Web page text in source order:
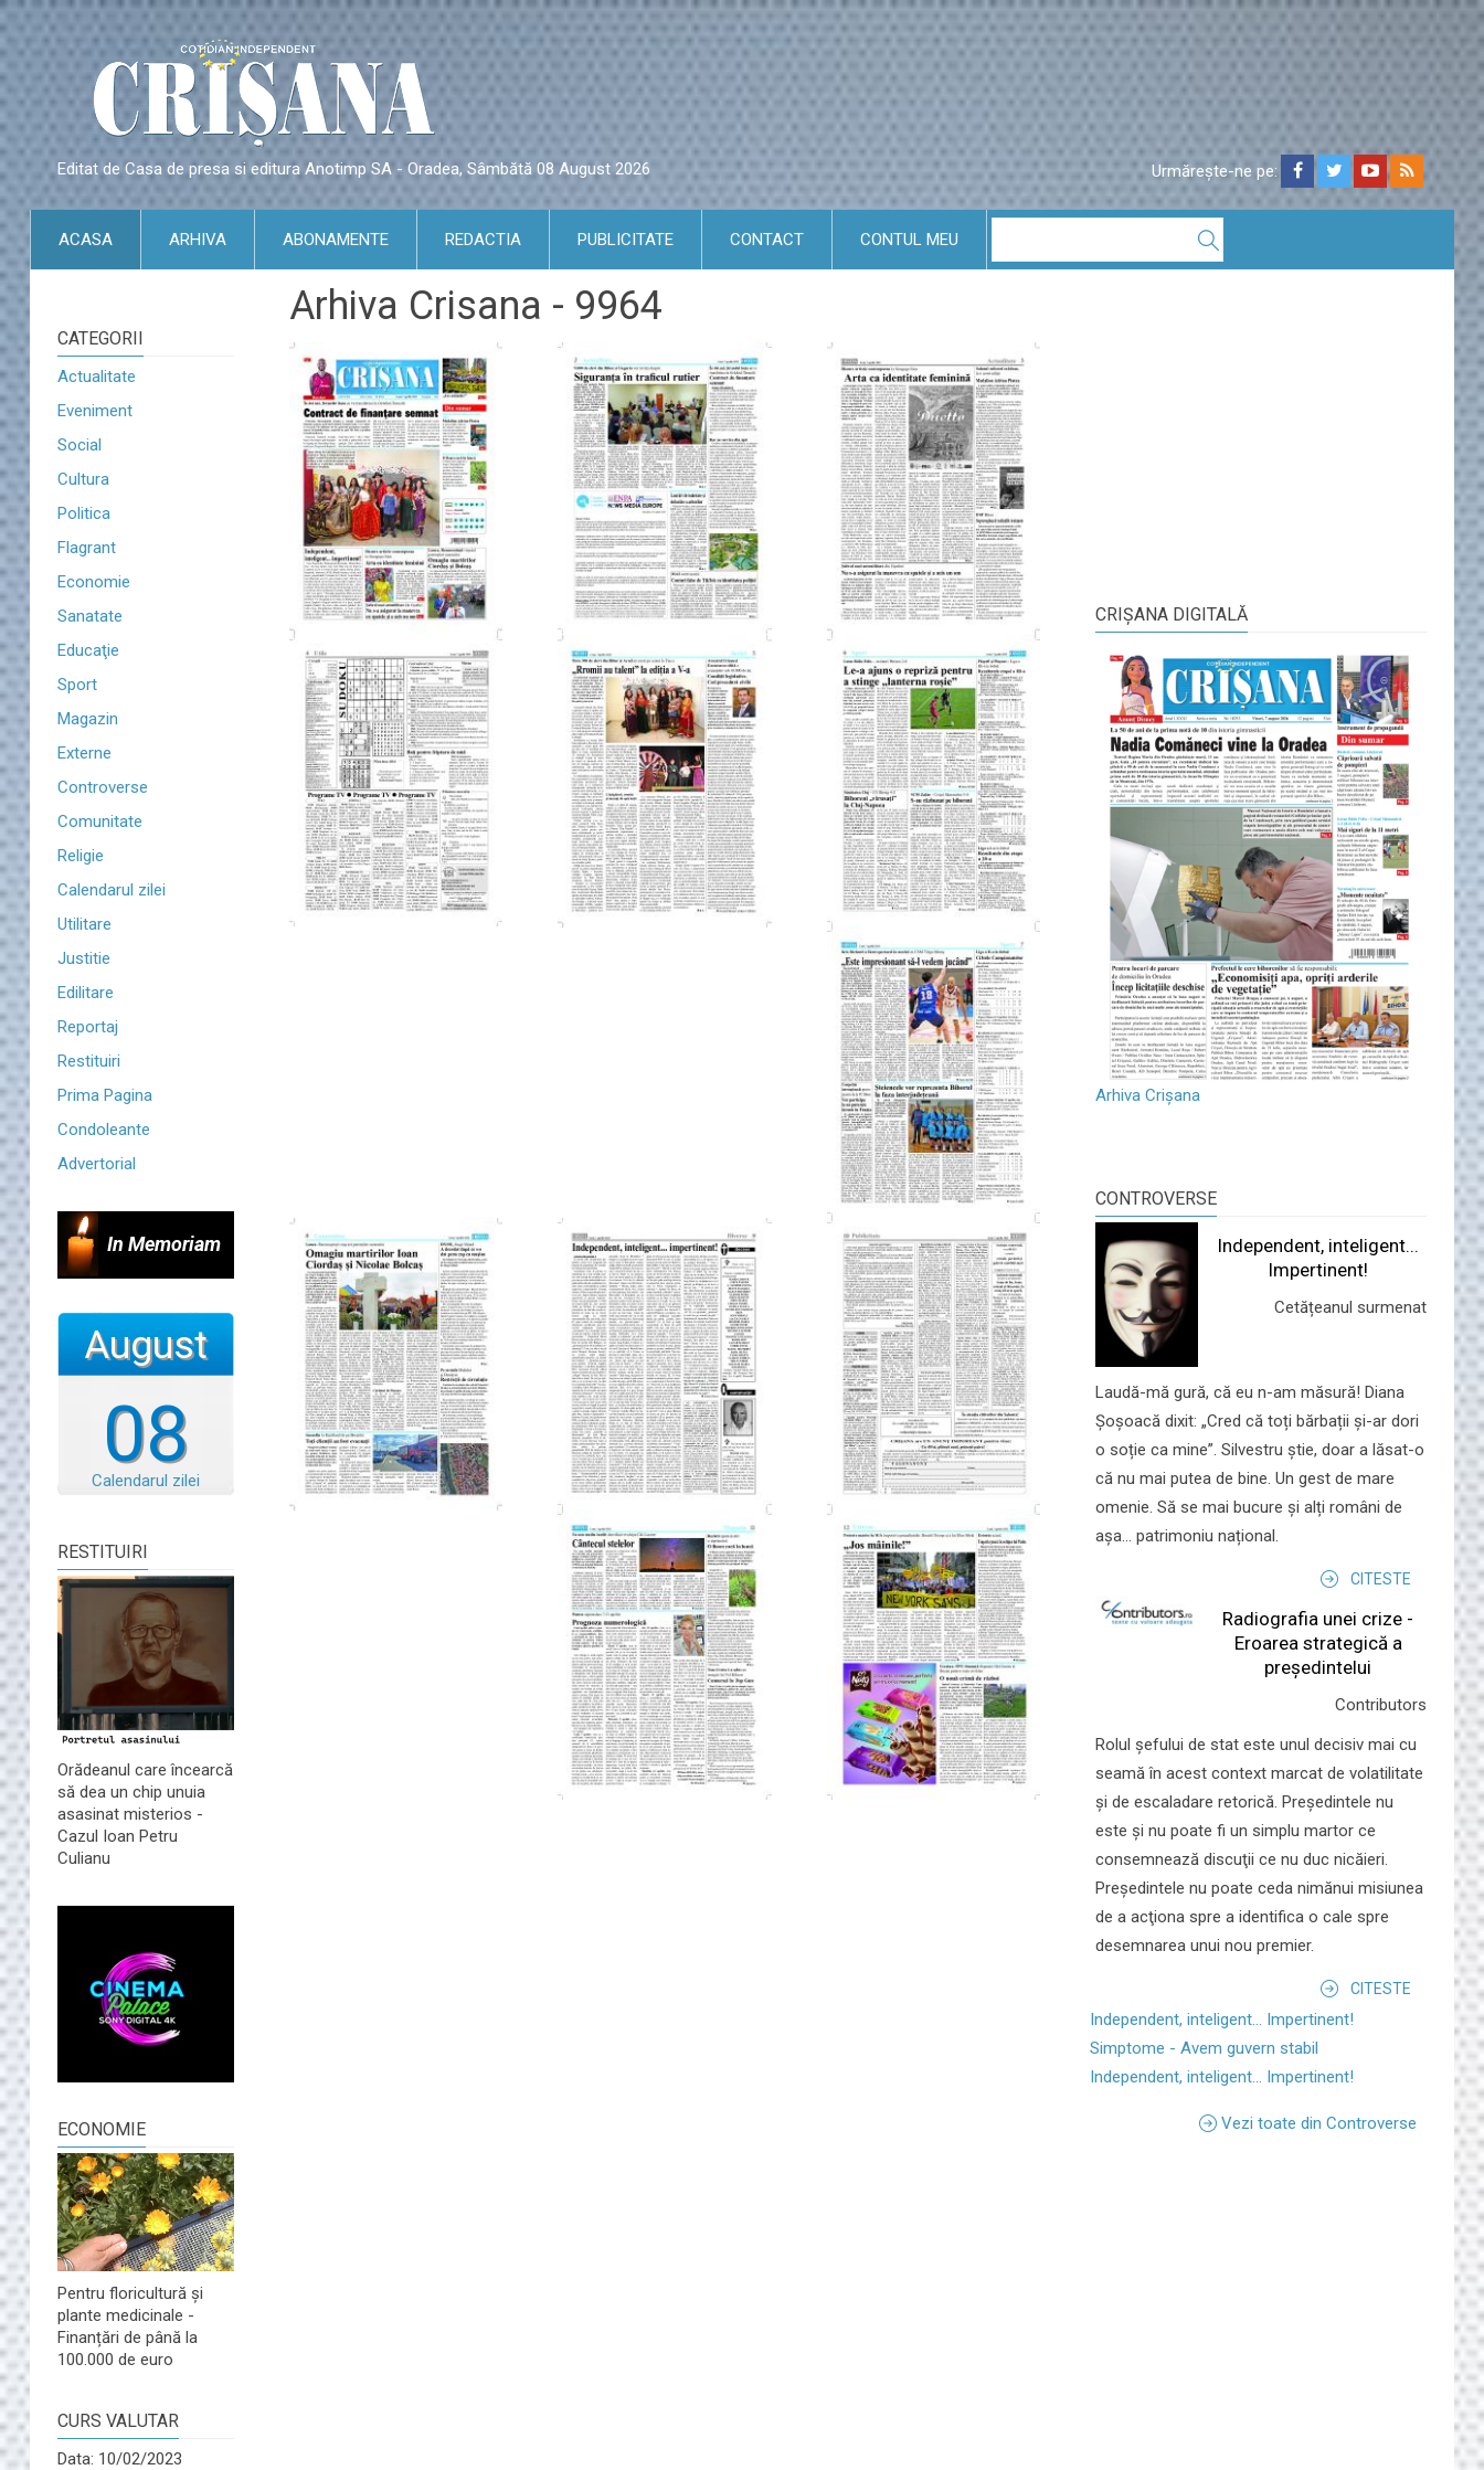
Editat de Casa de presa si editura Anotimp SA - Oradea, Sâmbătă 08 August 2026 Urmărește-ne pe:
ACASA ARHIVA ABONAMENTE REDACTIA PUBLICITATE CONTACT CONTUL MEU
CATEGORII
Actualitate
Eveniment
Social
Cultura
Politica
Flagrant
Economie
Sanatate
Educaţie
Sport
Magazin
Externe
Controverse
Comunitate
Religie
Calendarul zilei
Utilitare
Justitie
Edilitare
Reportaj
Restituiri
Prima Pagina
Condoleante
Advertorial
In Memoriam
08
August
Calendarul zilei
RESTITUIRI
Orădeanul care încearcă
să dea un chip unuia
asasinat misterios -
Cazul Ioan Petru
Culianu
ECONOMIE
Pentru floricultură și
plante medicinale -
Finanțări de până la
100.000 de euro
CURS VALUTAR
Data: 10/02/2023
Arhiva Crisana - 9964
CRIŞANA DIGITALĂ
Arhiva Crișana
CONTROVERSE
Independent, inteligent...
Impertinent!
Cetățeanul surmenat
Laudă-mă gură, că eu n-am măsură! Diana
Șoșoacă dixit: „Cred că toți bărbații și-ar dori
o soție ca mine”. Silvestru știe, doar a lăsat-o
că nu mai putea de bine. Un gest de mare
omenie. Să se mai bucure și alți români de
așa... patrimoniu național.
CITESTE
Radiografia unei crize -
Eroarea strategică a
președintelui
Contributors
Rolul şefului de stat este unul decisiv mai cu
seamă în acest context marcat de volatilitate
şi de escaladare retorică. Preşedintele nu
este şi nu poate fi un simplu martor ce
consemnează discuţii ce nu duc nicăieri.
Preşedintele nu poate ceda nimănui misiunea
de a acţiona spre a identifica o cale spre
desemnarea unui nou premier.
CITESTE
Independent, inteligent... Impertinent!
Simptome - Avem guvern stabil
Independent, inteligent... Impertinent!
Vezi toate din Controverse